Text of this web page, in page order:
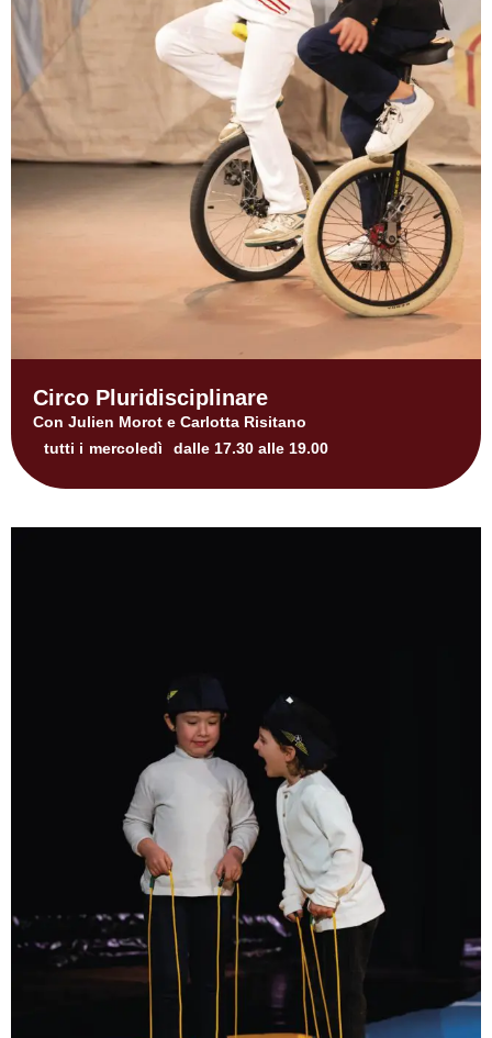
Circo Pluridisciplinare
Con Julien Morot e Carlotta Risitano
tutti i mercoledì dalle 17.30 alle 19.00